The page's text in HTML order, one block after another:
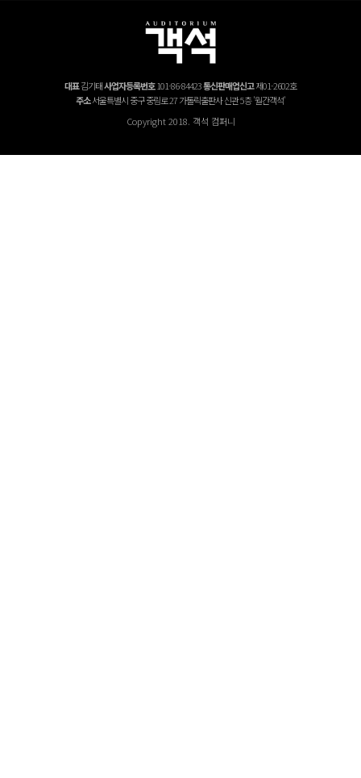
대표김기태사업자등록번호101-86-84423통신판매업신고제01-2602호
주소서울특별시 중구 중림로 27 가톨릭출판사 신관 5층 '월간객석'
Copyright 2018. 객석 컴퍼니